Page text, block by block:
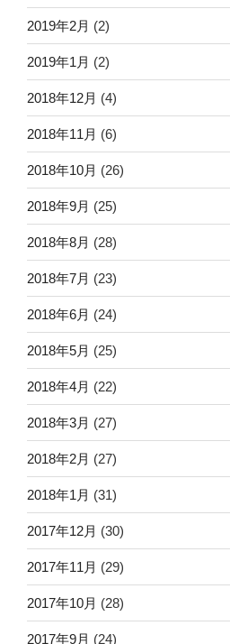
2019年2月 (2)
2019年1月 (2)
2018年12月 (4)
2018年11月 (6)
2018年10月 (26)
2018年9月 (25)
2018年8月 (28)
2018年7月 (23)
2018年6月 (24)
2018年5月 (25)
2018年4月 (22)
2018年3月 (27)
2018年2月 (27)
2018年1月 (31)
2017年12月 (30)
2017年11月 (29)
2017年10月 (28)
2017年9月 (24)